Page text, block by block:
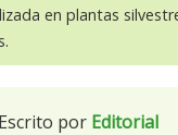
en plantas
Escrito por Editorial